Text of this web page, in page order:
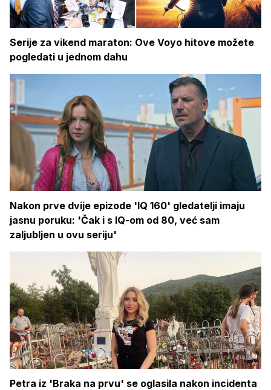
Serije za vikend maraton: Ove Voyo hitove možete
pogledati u jednom dahu
Nakon prve dvije epizode 'IQ 160' gledatelji imaju
jasnu poruku: 'Čak i s IQ-om od 80, već sam
zaljubljen u ovu seriju'
Petra iz 'Braka na prvu' se oglasila nakon incidenta